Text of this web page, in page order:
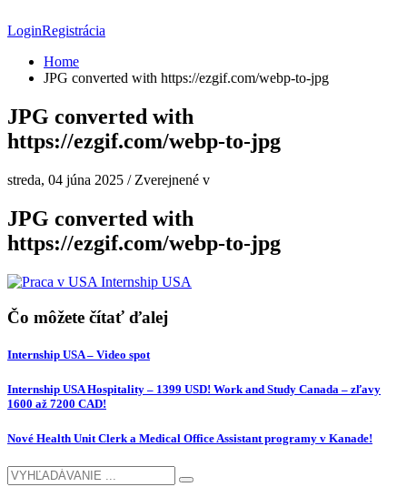
LoginRegistrácia
Home
JPG converted with https://ezgif.com/webp-to-jpg
JPG converted with
https://ezgif.com/webp-to-jpg
streda, 04 júna 2025 / Zverejnené v
JPG converted with
https://ezgif.com/webp-to-jpg
Čo môžete čítať ďalej
Internship USA – Video spot
Internship USA Hospitality – 1399 USD! Work and Study Canada – zľavy
1600 až 7200 CAD!
Nové Health Unit Clerk a Medical Office Assistant programy v Kanade!